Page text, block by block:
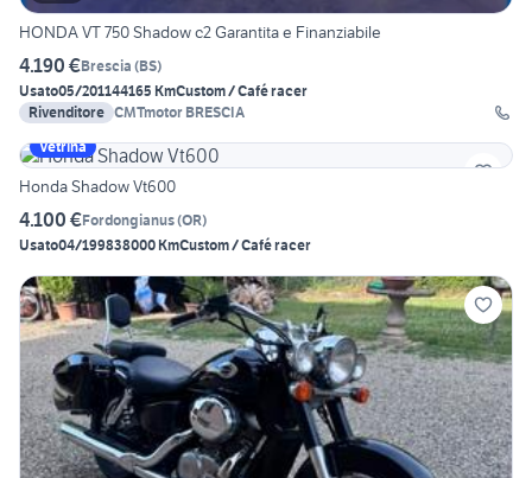
HONDA VT 750 Shadow c2 Garantita e Finanziabile
4.190 €Brescia (BS)
Usato05/201144165 KmCustom / Café racer
Rivenditore CMTmotor BRESCIA
Vetrina
Honda Shadow Vt600
4.100 €Fordongianus(OR)
Usato04/199838000 KmCustom / Café racer